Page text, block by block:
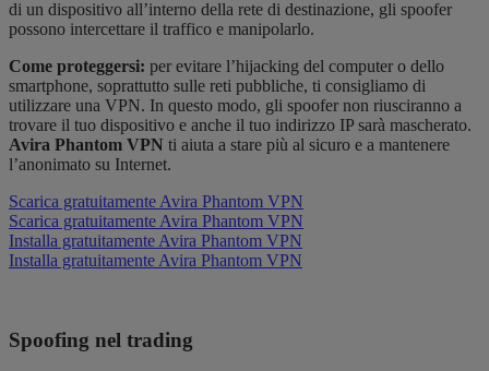
di un dispositivo all’interno della rete di destinazione, gli spoofer
possono intercettare il traffico e manipolarlo.
Come proteggersi: per evitare l’hijacking del computer o dello
smartphone, soprattutto sulle reti pubbliche, ti consigliamo di
utilizzare una VPN. In questo modo, gli spoofer non riusciranno a
trovare il tuo dispositivo e anche il tuo indirizzo IP sarà mascherato.
Avira Phantom VPN ti aiuta a stare più al sicuro e a mantenere
l’anonimato su Internet.
Scarica gratuitamente Avira Phantom VPN
Scarica gratuitamente Avira Phantom VPN
Installa gratuitamente Avira Phantom VPN
Installa gratuitamente Avira Phantom VPN
Spoofing nel trading